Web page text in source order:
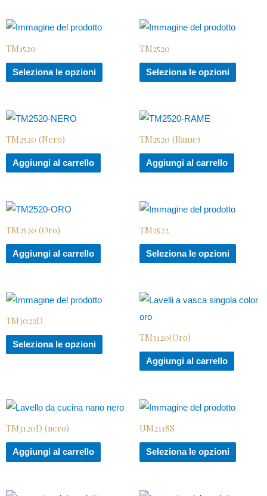
TM1520
Seleziona le opzioni
TM2520
Seleziona le opzioni
TM2520 (Nero)
Aggiungi al carrello
TM2520 (Rame)
Aggiungi al carrello
TM2520 (Oro)
Aggiungi al carrello
TM2522
Seleziona le opzioni
TM3022D
Seleziona le opzioni
TM3120(Oro)
Aggiungi al carrello
TM3120D (nero)
Aggiungi al carrello
UM2118S
Seleziona le opzioni